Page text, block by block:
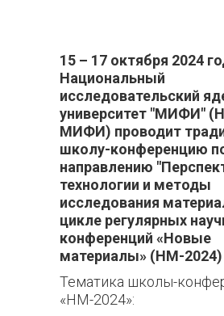
15 – 17 октября 2024
Национальный
исследовательский
университет "МИФИ"
МИФИ) проводит
школу-конференцию
направлению
технологии и методы
исследования
цикле регулярных
конференций «Новые
материалы» (НМ-2024)
Тематика школы-
«НМ-2024»: